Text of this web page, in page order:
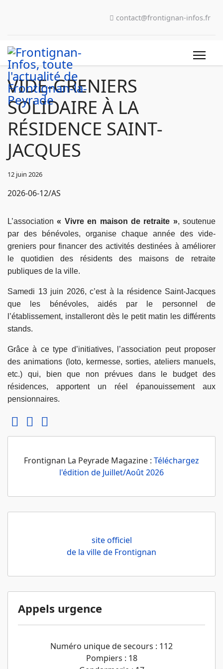
contact@frontignan-infos.fr
VIDE-GRENIERS
SOLIDAIRE À LA
RÉSIDENCE SAINT-
JACQUES
12 juin 2026
2026-06-12/AS
L’association« Vivre en maison de retraite », soutenue
par des bénévoles, organise chaque année des vide-
greniers pour financer des activités destinées à améliorer
le quotidien des résidents des maisons de retraite
publiques de la ville.
Samedi 13 juin 2026, c’est à la résidence Saint-Jacques
que les bénévoles, aidés par le personnel de
l’établissement, installeront dès le petit matin les différents
stands.
Grâce à ce type d’initiatives, l’association peut proposer
des animations (loto, kermesse, sorties, ateliers manuels,
etc.) qui, bien que non prévues dans le budget des
résidences, apportent un réel épanouissement aux
pensionnaires.
Frontignan La Peyrade Magazine : Téléchargez
l'édition de Juillet/Août 2026
site officiel
de la ville de Frontignan
Appels urgence
Numéro unique de secours : 112
Pompiers : 18